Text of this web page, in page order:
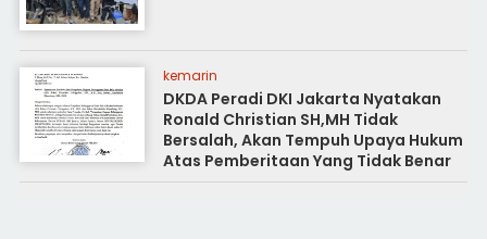
kemarin
DKDA Peradi DKI Jakarta Nyatakan
Ronald Christian SH,MH Tidak
Bersalah, Akan Tempuh Upaya Hukum
Atas Pemberitaan Yang Tidak Benar